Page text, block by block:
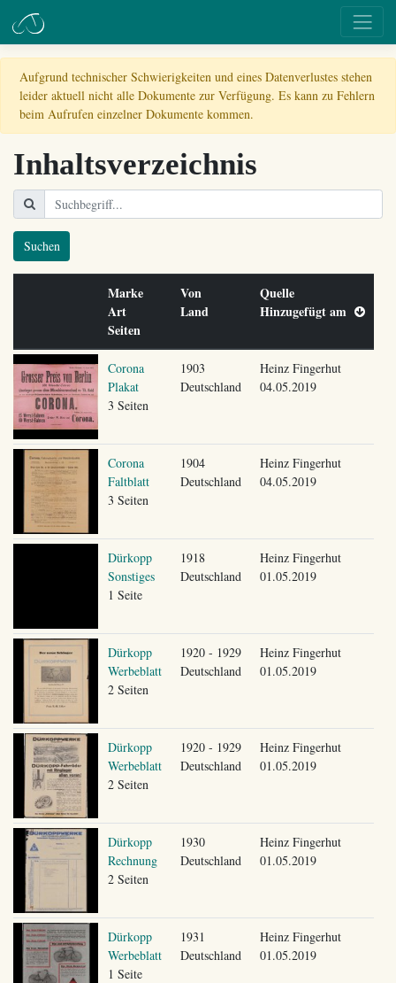
Aufgrund technischer Schwierigkeiten und eines Datenverlustes stehen
leider aktuell nicht alle Dokumente zur Verfügung. Es kann zu Fehlern
beim Aufrufen einzelner Dokumente kommen.
Inhaltsverzeichnis
Suchen
Marke
Art
Seiten
Von
Land
Quelle
Hinzugefügt am
Corona
Plakat
3 Seiten
1903
Deutschland
Heinz Fingerhut
04.05.2019
Corona
Faltblatt
3 Seiten
1904
Deutschland
Heinz Fingerhut
04.05.2019
Dürkopp
Sonstiges
1 Seite
1918
Deutschland
Heinz Fingerhut
01.05.2019
Dürkopp
Werbeblatt
2 Seiten
1920 - 1929
Deutschland
Heinz Fingerhut
01.05.2019
Dürkopp
Werbeblatt
2 Seiten
1920 - 1929
Deutschland
Heinz Fingerhut
01.05.2019
Dürkopp
Rechnung
2 Seiten
1930
Deutschland
Heinz Fingerhut
01.05.2019
Dürkopp
Werbeblatt
1 Seite
1931
Deutschland
Heinz Fingerhut
01.05.2019